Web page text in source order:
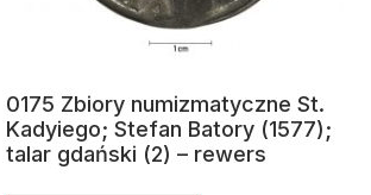
0175 Zbiory numizmatyczne St.
Kadyiego; Stefan Batory (1577);
talar gdański (2) – rewers